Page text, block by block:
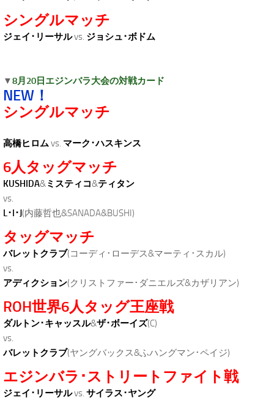
シングルマッチ
ジェイ･リーサルvs. ジョシュ･ボドム
▼8月20日エジンバラ大会の対戦カード
NEW！
シングルマッチ
高橋ヒロムvs. マーク･ハスキンス
6人タッグマッチ
KUSHIDA&ミスティコ&ティタン
vs.
L･I･J(内藤哲也&SANADA&BUSHI)
タッグマッチ
バレットクラブ(コーディ･ローデス&マーティ･スカル)
vs.
アディクション(クリストファー･ダニエルズ&カザリアン)
ROH世界6人タッグ王座戦
ダルトン･キャッスル&ザ･ボーイズ(C)
vs.
バレットクラブ(ヤングバックス&ふハングマン･ペイジ)
エジンバラ･ストリートファイト戦
ジェイ･リーサルvs. サイラス･ヤング